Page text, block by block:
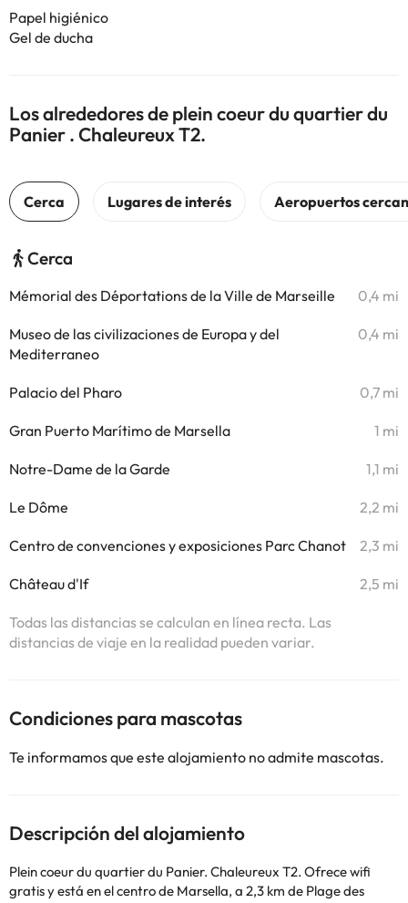
Papel higiénico
Gel de ducha
Los alrededores de plein coeur du quartier du
Panier . Chaleureux T2.
Cerca
Mémorial des Déportations de la Ville de Marseille 0,4 mi
Museo de las civilizaciones de Europa y del
Mediterraneo
0,4 mi
Palacio del Pharo 0,7 mi
Gran Puerto Marítimo de Marsella 1 mi
Notre-Dame de la Garde 1,1 mi
Le Dôme 2,2 mi
Centro de convenciones y exposiciones Parc Chanot 2,3 mi
Château d'If 2,5 mi
Todas las distancias se calculan en línea recta. Las
distancias de viaje en la realidad pueden variar.
Condiciones para mascotas
Te informamos que este alojamiento no admite mascotas.
Descripción del alojamiento
Plein coeur du quartier du Panier. Chaleureux T2. Ofrece wifi
gratis y está en el centro de Marsella, a 2,3 km de Plage des